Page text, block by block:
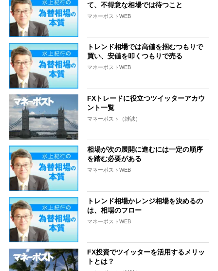
て、不得意な相場では待つこと
マネーポストWEB
トレンド相場では高値を掴むつもりで
買い、安値を叩くつもりで売る
マネーポストWEB
FXトレードに役立つツイッターアカウ
ント一覧
マネーポスト（雑誌）
相場が次の展開に進むには一定の順序
を踏む必要がある
マネーポストWEB
トレンド相場かレンジ相場を決めるの
は、相場のフロー
マネーポストWEB
FX投資でツイッターを活用するメリッ
トとは？